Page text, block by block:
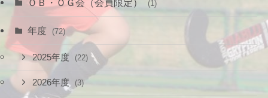
(1)
年度 (72)
2025年度 (22)
2026年度 (3)